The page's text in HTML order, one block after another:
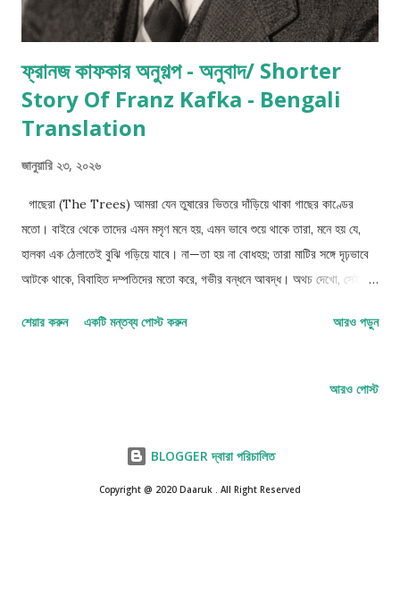
ফ্রানজ কাফকার অনুগল্প - অনুবাদ/ Shorter
Story Of Franz Kafka - Bengali
Translation
জানুয়ারি ২৩, ২০২৬
গাছেরা (The Trees) আমরা যেন তুষারের ভিতরে দাঁড়িয়ে থাকা গাছের কাণ্ডের
মতো। বাইরে থেকে তাদের এমন মসৃণ মনে হয়, এমন ভাবে শুয়ে থাকে তারা, মনে হয় যে,
হালকা এক ঠেলাতেই বুঝি গড়িয়ে যাবে। না—তা হয় না বোধহয়; তারা মাটির সঙ্গে দৃঢ়ভাবে
আটকে থাকে, বিবাহিত দম্পতিদের মতো করে, গভীর বন্ধনে আবদ্ধ। অথচ দেখো, সেই
কাফকা
শেয়ার করুন একটি মন্তব্য পোস্ট করুন আরও পড়ুন
আরও পোস্ট
BLOGGER দ্বারা পরিচালিত
Copyright @ 2020 Daaruk . All Right Reserved